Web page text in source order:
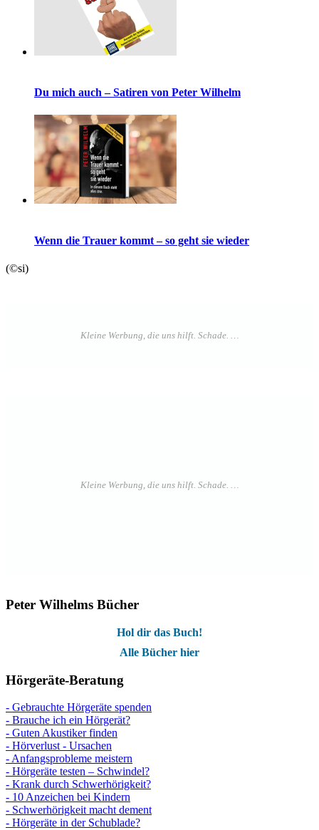
Du mich auch – Satiren von Peter Wilhelm
Wenn die Trauer kommt – so geht sie wieder
(©si)
Peter Wilhelms Bücher
Hol dir das Buch!
Alle Bücher hier
Hörgeräte-Beratung
- Gebrauchte Hörgeräte spenden
- Brauche ich ein Hörgerät?
- Guten Akustiker finden
- Hörverlust - Ursachen
- Anfangsprobleme meistern
- Hörgeräte testen – Schwindel?
- Krank durch Schwerhörigkeit?
- 10 Anzeichen bei Kindern
- Schwerhörigkeit macht dement
- Hörgeräte in der Schublade?